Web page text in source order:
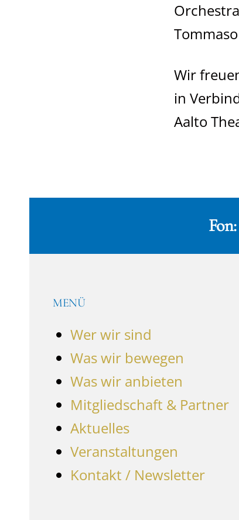
Wir
in
Aalto
MENÜ
Wer wir sind
Was wir bewegen
Was wir anbieten
Mitgliedschaft & Partner
Aktuelles
Veranstaltungen
Kontakt / Newsletter